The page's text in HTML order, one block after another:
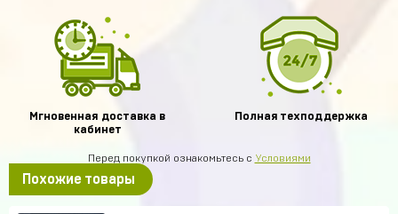
Мгновенная доставка в
кабинет
Полная техподдержка
Перед покупкой ознакомьтесь с Условиями
Похожие товары